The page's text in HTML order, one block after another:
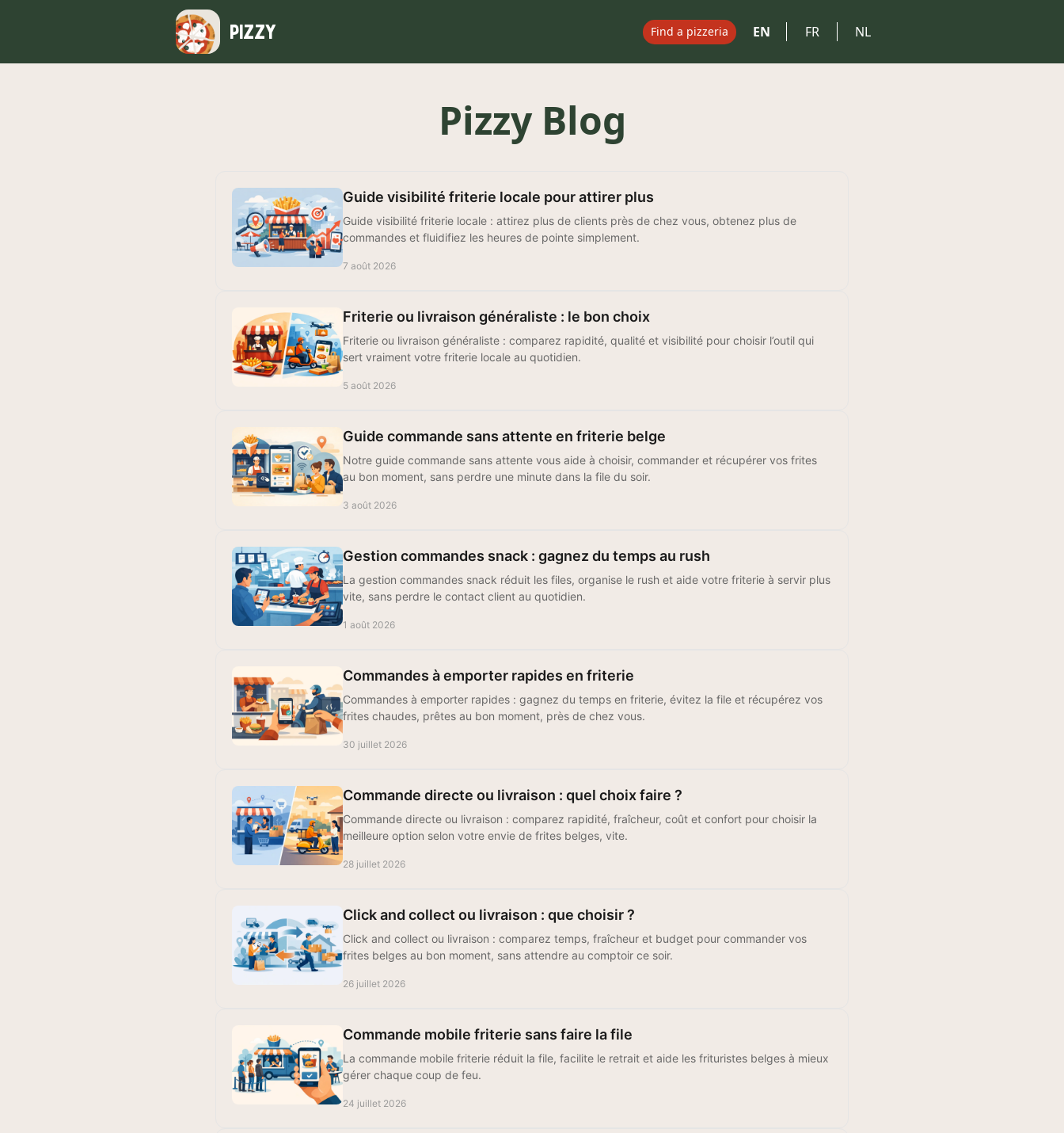
PIZZY Find a pizzeria EN FR NL
Pizzy Blog
Guide visibilité friterie locale pour attirer plus
Guide visibilité friterie locale : attirez plus de clients près de chez vous, obtenez plus de
commandes et fluidifiez les heures de pointe simplement.
7 août 2026
Friterie ou livraison généraliste : le bon choix
Friterie ou livraison généraliste : comparez rapidité, qualité et visibilité pour choisir l’outil qui
sert vraiment votre friterie locale au quotidien.
5 août 2026
Guide commande sans attente en friterie belge
Notre guide commande sans attente vous aide à choisir, commander et récupérer vos frites
au bon moment, sans perdre une minute dans la file du soir.
3 août 2026
Gestion commandes snack : gagnez du temps au rush
La gestion commandes snack réduit les files, organise le rush et aide votre friterie à servir plus
vite, sans perdre le contact client au quotidien.
1 août 2026
Commandes à emporter rapides en friterie
Commandes à emporter rapides : gagnez du temps en friterie, évitez la file et récupérez vos
frites chaudes, prêtes au bon moment, près de chez vous.
30 juillet 2026
Commande directe ou livraison : quel choix faire ?
Commande directe ou livraison : comparez rapidité, fraîcheur, coût et confort pour choisir la
meilleure option selon votre envie de frites belges, vite.
28 juillet 2026
Click and collect ou livraison : que choisir ?
Click and collect ou livraison : comparez temps, fraîcheur et budget pour commander vos
frites belges au bon moment, sans attendre au comptoir ce soir.
26 juillet 2026
Commande mobile friterie sans faire la file
La commande mobile friterie réduit la file, facilite le retrait et aide les frituristes belges à mieux
gérer chaque coup de feu.
24 juillet 2026